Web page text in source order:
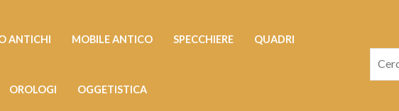
ANTICHI MOBILE ANTICO SPECCHIERE QUADRI
OROLOGI OGGETISTICA